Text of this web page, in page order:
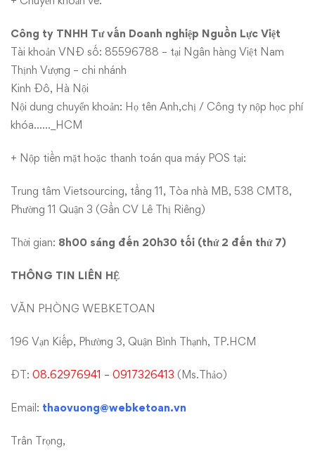
Công ty TNHH Tư vấn Doanh nghiệp Nguồn Lực Việt
Tài khoản VNĐ số: 85596788 – tại Ngân hàng Việt Nam
Thịnh Vượng – chi nhánh
Kinh Đô, Hà Nội
Nội dung chuyển khoản: Họ tên Anh,chị / Công ty nộp học phí
khóa……_HCM
+ Nộp tiền mặt hoặc thanh toán qua máy POS tại:
Trung tâm Vietsourcing, tầng 11, Tòa nhà MB, 538 CMT8,
Phường 11 Quận 3 (Gần CV Lê Thị Riêng)
Thời gian: 8h00 sáng đến 20h30 tối (thứ 2 đến thứ 7)
THÔNG TIN LIÊN HỆ
VĂN PHÒNG WEBKETOAN
196 Vạn Kiếp, Phường 3, Quận Bình Thạnh, TP.HCM
ĐT: 08.62976941 – 0917326413 (Ms.Thảo)
Email: thaovuong@webketoan.vn
Trân Trọng,